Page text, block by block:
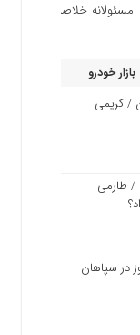
خلاصه
بازار خودرو
/ کریمی
/ طارمی
در سپاهان